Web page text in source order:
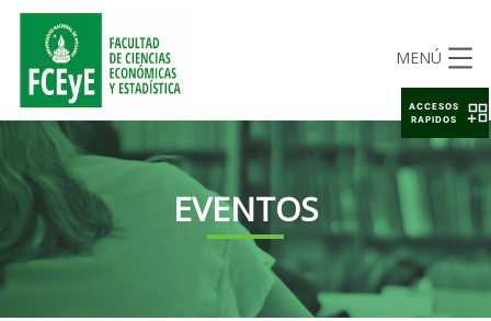
MENÚ
EVENTOS
ACCESOS
RAPIDOS